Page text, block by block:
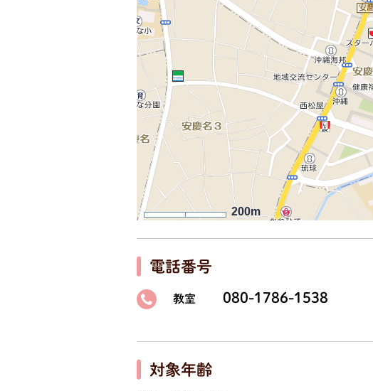
200m
電話番号
教室 080-1786-1538
対象年齢